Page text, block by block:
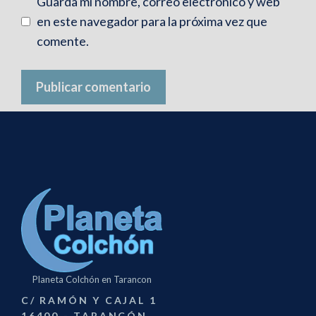
Ana Belén M.
adaptación perfecta.
en este navegador para la próxima vez que
comente.
Planeta Colchón en Tarancon
C/ RAMÓN Y CAJAL 1